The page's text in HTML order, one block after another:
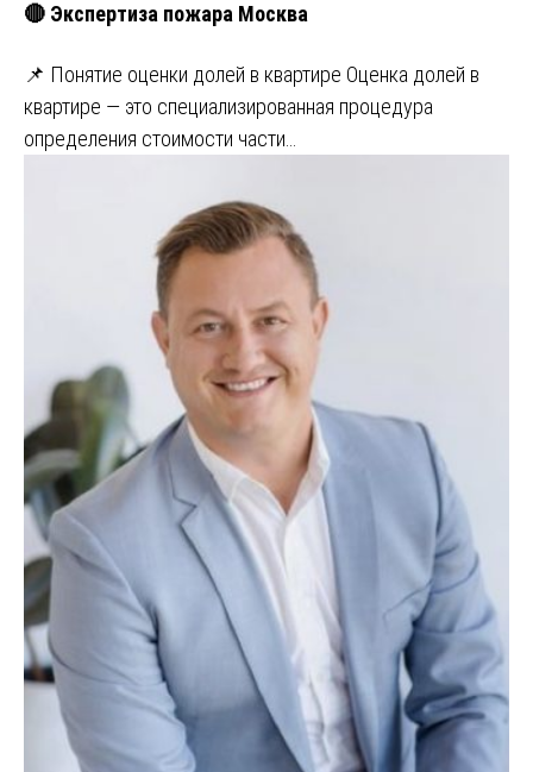
🔴 Экспертиза пожара Москва
📌 Понятие оценки долей в квартире Оценка долей в
квартире — это специализированная процедура
определения стоимости части…